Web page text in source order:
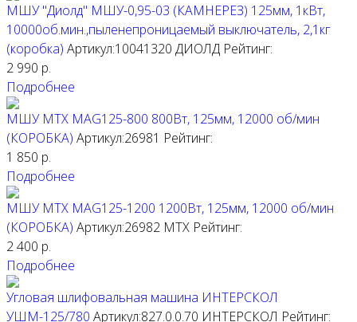
МШУ "Диолд" МШУ-0,95-03 (КАМНЕРЕЗ) 125мм, 1кВт,
10000об.мин.,пыленепроницаемый выключатель, 2,1кг
(коробка) Артикул:10041320 ДИОЛД Рейтинг:
2 990 р.
Подробнее
МШУ MTX MAG125-800 800Вт, 125мм, 12000 об/мин
(КОРОБКА) Артикул:26981 Рейтинг:
1 850 р.
Подробнее
МШУ MTX MAG125-1200 1200Вт, 125мм, 12000 об/мин
(КОРОБКА) Артикул:26982 МТХ Рейтинг:
2 400 р.
Подробнее
Угловая шлифовальная машина ИНТЕРСКОЛ
УШМ-125/780 Артикул:827.0.0.70 ИНТЕРСКОЛ Рейтинг: